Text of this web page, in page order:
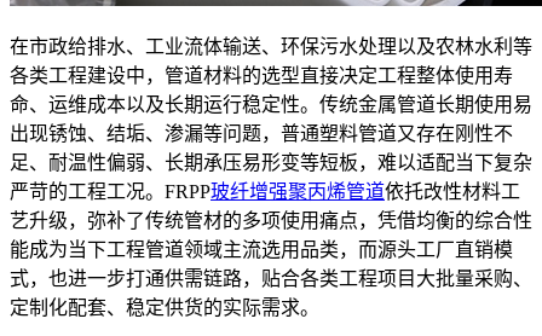
在市政给排水、工业流体输送、环保污水处理以及农林水利等
各类工程建设中，管道材料的选型直接决定工程整体使用寿
命、运维成本以及长期运行稳定性。传统金属管道长期使用易
出现锈蚀、结垢、渗漏等问题，普通塑料管道又存在刚性不
足、耐温性偏弱、长期承压易形变等短板，难以适配当下复杂
严苛的工程工况。FRPP玻纤增强聚丙烯管道依托改性材料工
艺升级，弥补了传统管材的多项使用痛点，凭借均衡的综合性
能成为当下工程管道领域主流选用品类，而源头工厂直销模
式，也进一步打通供需链路，贴合各类工程项目大批量采购、
定制化配套、稳定供货的实际需求。